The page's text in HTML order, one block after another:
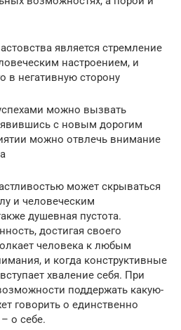
является стремление
настроением, и
в негативную сторону
можно вызвать
с новым дорогим
можно отвлечь внимание
может скрываться
и человеческим
душевная пустота.
достигая своего
человека к любым
и когда конструктивные
хваление себя. При
поддержать какую-
говорить о единственно
о себе.